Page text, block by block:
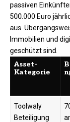
passiven
500.000 Euro
aus.
Immobilien und
geschützt sind.
Asset-
Kategorie
Toolwaly
Beteiligung